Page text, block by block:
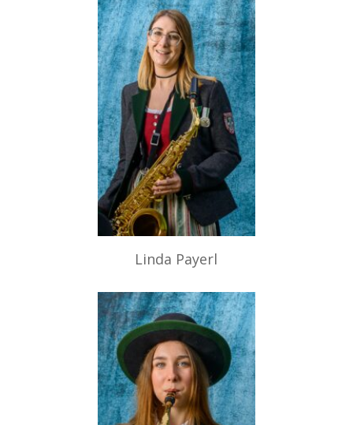
Linda Payerl